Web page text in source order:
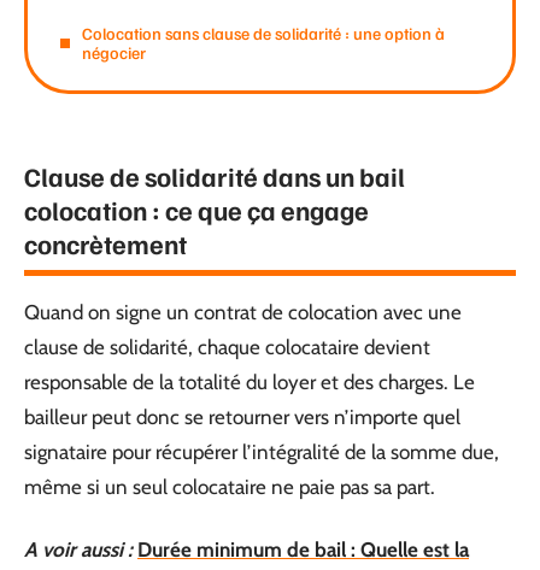
Colocation sans clause de solidarité : une option à
négocier
Clause de solidarité dans un bail
colocation : ce que ça engage
concrètement
Quand on signe un contrat de colocation avec une
clause de solidarité, chaque colocataire devient
responsable de la totalité du loyer et des charges. Le
bailleur peut donc se retourner vers n’importe quel
signataire pour récupérer l’intégralité de la somme due,
même si un seul colocataire ne paie pas sa part.
A voir aussi : Durée minimum de bail : Quelle est la